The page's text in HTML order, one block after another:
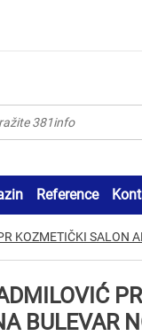
Reference
KOZMETIČKI SALON
BULEVAR